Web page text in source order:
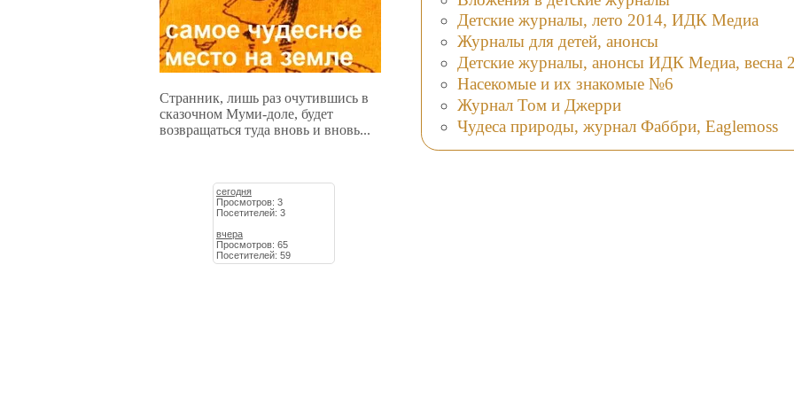
Странник, лишь раз очутившись в
сказочном Муми-доле, будет
возвращаться туда вновь и вновь...
сегодня
Просмотров: 3
Посетителей: 3
вчера
Просмотров: 65
Посетителей: 59
Детские журналы, лето 2014, ИДК Медиа
Журналы для детей, анонсы
Детские журналы, анонсы ИДК Медиа, весна
Насекомые и их знакомые №6
Журнал Том и Джерри
Чудеса природы, журнал Фаббри, Eaglemoss